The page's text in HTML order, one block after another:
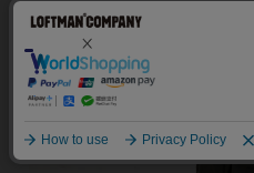
当サイトでは利用体験の向上お
ラフィックの分析を目的として
サイトの閲覧を継続された場合
のといたします。
詳細については
承諾